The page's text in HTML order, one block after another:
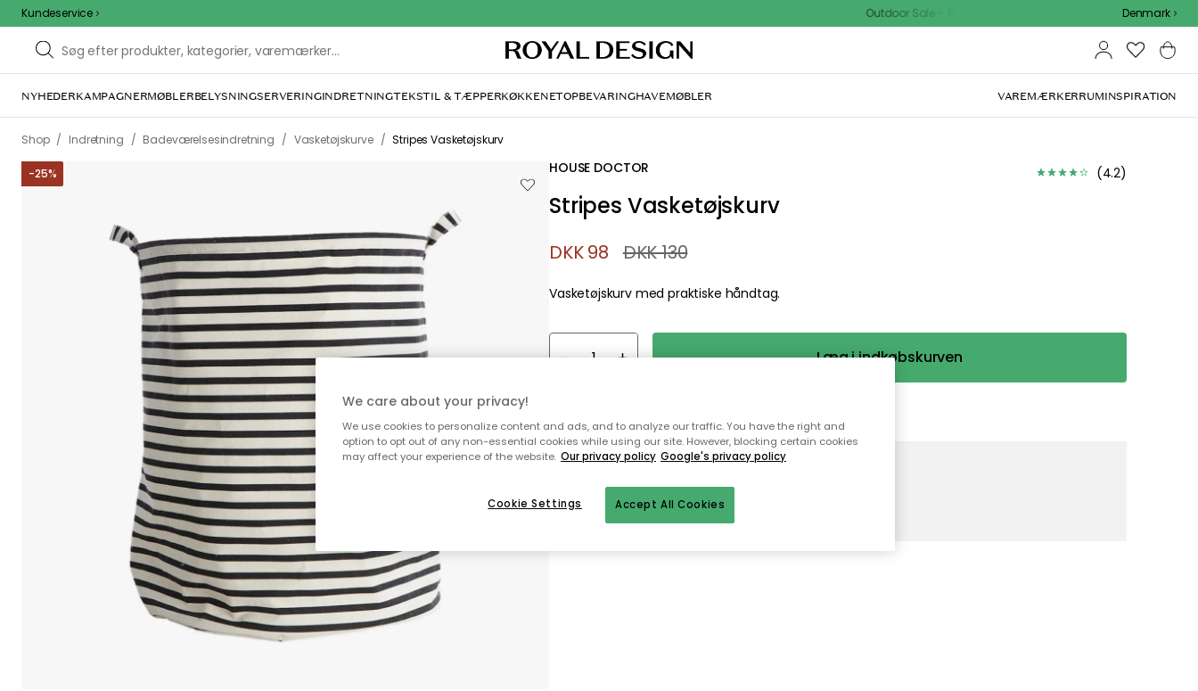
Kundeservice Outdoor Sale - 15% EXTRA rabat med kode
Denmark
NYHEDERKAMPAGNERMØBLERBELYSNINGSERVERINGINDRETNINGTEKSTIL & TÆPPERKØKKENETOPBEVARINGHAVEMØBLER VAREMÆRKERRUMINSPIRATION
Vi fandt desværre ikke siden du
søger
Dette kan være fordi, at siden ikke længere findes eller at den er flyttet. Vi beklager. I menuen
Til startsiden
We care about your privacy!
We use cookies to personalize content and ads, and to analyze our traffic. You have the right and
option to opt out of any non-essential cookies while using our site. However, blocking certain cookies
may affect your experience of the website. Our privacy policy Google's privacy policy
Accept All Cookies
Cookie Settings